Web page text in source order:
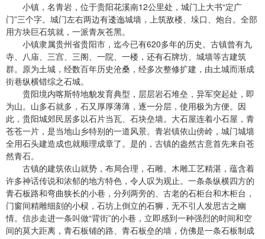
小镇，名青岩，位于贵阳花溪南12公里处，城门上大书“定广
门”三个字。城门左右两边有逶迤城墙，上筑敌楼、垛口、炮台。全部
用方块巨石筑就，一派青灰苍黑。
小镇隶属贵州省贵阳市，迄今已有620多年的历史。古镇曾有九
寺、八庙、三宫、三阁、一院、一楼，还有石牌坊、城墙等古建筑
群。原为土城，经数百年历史沧桑，经多次整修扩建，由土城而渐成
街巷纵横错综之石城。
贵阳境内喀斯特地貌发育典型，层层岩石堆垒，异军突起处，即
为山。山多石就多，石又厚厚薄薄，逐一分层，使用极为方便。因
此，贵阳城郊民居多以石片当瓦、石块垒墙。大石屋连着小石屋，青
苍苍一片，是当地山乡特别的一道风景。青岩镇依山傍岭，城门城墙
全用石头建造成也就顺理成章了。是的，古镇的盎然古意首先来自苍
然青石。
古镇的建筑依山就势，布局合理，石雕、木雕工艺精湛，蕴含着
许多神话传说和浓郁的地方特色，令人叹为观止。一条条纵横四方的
青石板路和弯曲狭长的小巷，分列两旁的、古老的石柜台和木柜台，
门窗间精雕细刻的小棂，石坊上倒立的石狮，无不引人发思古之幽
情。信步走进一条叫做“背街”的小巷，立即感到一种强烈的时间和空
间的莫大距离，青石板铺的路、青石板垒的墙，仿佛是一条石板制成